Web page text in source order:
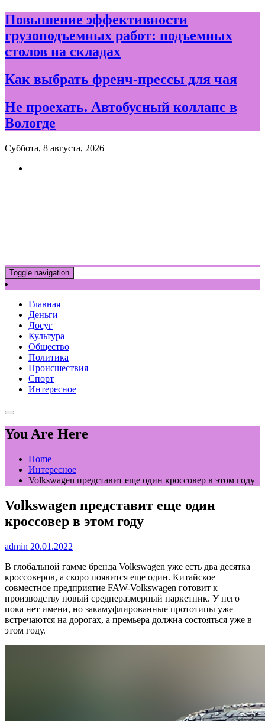
Skip
to
content
Повышение эффективности
грузоподъемных работ: подъемных
столов на складах
Как выбрать френч-прессы для чая
Не проехать. Автобусный коллапс в
Вологде
Суббота, 8 августа, 2026
Toggle navigation
Главная
Деньги
Досуг
Культура
Общество
Политика
Происшествия
Спорт
Интересное
You Are Here
Home
Интересное
Volkswagen представит еще один кроссовер в этом году
Volkswagen представит еще один
кроссовер в этом году
admin 20.01.2022
В глобальной гамме бренда Volkswagen уже есть два десятка
кроссоверов, а скоро появится еще один. Китайское
совместное предприятие FAW-Volkswagen готовит к
производству новый среднеразмерный паркетник. У него
пока нет имени, но закамуфлированные прототипы уже
встречаются на дорогах, а премьера должна состояться уже в
этом году.